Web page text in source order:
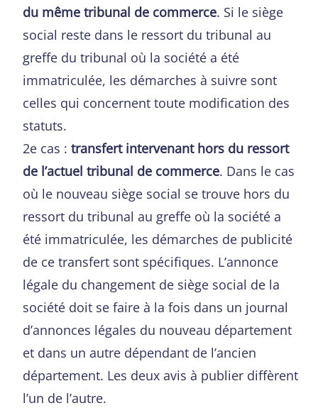
du même tribunal de commerce. Si le siège
social reste dans le ressort du tribunal au
greffe du tribunal où la société a été
immatriculée, les démarches à suivre sont
celles qui concernent toute modification des
statuts.
2e cas : transfert intervenant hors du ressort
de l’actuel tribunal de commerce. Dans le cas
où le nouveau siège social se trouve hors du
ressort du tribunal au greffe où la société a
été immatriculée, les démarches de publicité
de ce transfert sont spécifiques. L’annonce
légale du changement de siège social de la
société doit se faire à la fois dans un journal
d’annonces légales du nouveau département
et dans un autre dépendant de l’ancien
département. Les deux avis à publier diffèrent
l’un de l’autre.